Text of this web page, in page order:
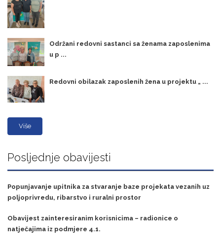
Održani redovni sastanci sa ženama zaposlenima
u p ...
Redovni obilazak zaposlenih žena u projektu „ ...
Više
Posljednje obavijesti
Popunjavanje upitnika za stvaranje baze projekata vezanih uz
poljoprivredu, ribarstvo i ruralni prostor
Obavijest zainteresiranim korisnicima – radionice o
natječajima iz podmjere 4.1.